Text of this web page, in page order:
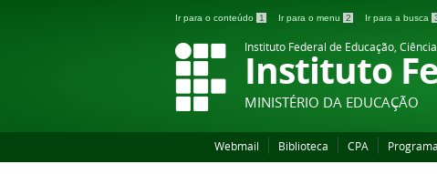
Ir para o conteúdo 1 Ir para o menu 2 Ir para a busca
Instituto Federal de Educação,
Instituto
MINISTÉRIO DA EDUCAÇÃO
Webmail Biblioteca CPA